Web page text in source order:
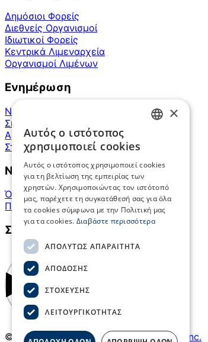
Δημόσιοι Φορείς
Διεθνείς Οργανισμοί
Ιδιωτικοί Φορείς
Κεντρικά Λιμεναρχεία
Οργανισμοί Λιμένων
Ενημέρωση
Νέα του Συνδέσμου
Σημαντικά θέματα
Αρθρογραφία – Ομιλίες
Στατιστικά στοιχεία
Νομικά κείμενα
Όροι χρήσης ιστότοπου
Πολιτική απορρήτου
Συνεργασία ΣEEN – UNICEF
© Copyright ΣΕΕΝ | Created byHellobl Inc.
×
Αυτός ο ιστότοπος
χρησιμοποιεί cookies
Αυτός ο ιστότοπος χρησιμοποιεί cookies
για τη βελτίωση της εμπειρίας των
χρηστών. Χρησιμοποιώντας τον ιστότοπό
μας, παρέχετε τη συγκατάθεσή σας για όλα
τα cookies σύμφωνα με την Πολιτική μας
για τα cookies. Διαβάστε περισσότερα
ΑΠΟΛΎΤΩΣ ΑΠΑΡΑΊΤΗΤΑ
ΑΠΌΔΟΣΗΣ
ΣΤΌΧΕΥΣΗΣ
ΛΕΙΤΟΥΡΓΙΚΌΤΗΤΑΣ